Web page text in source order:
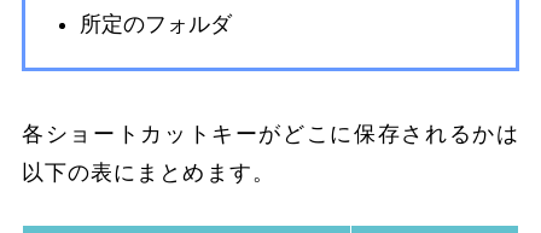
所定のフォルダ
各ショートカットキーがどこに保存されるかは
以下の表にまとめます。